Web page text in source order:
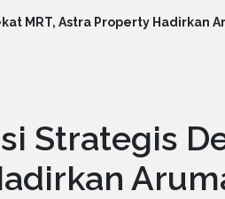
MRT, Astra Property Hadirkan
Strategis